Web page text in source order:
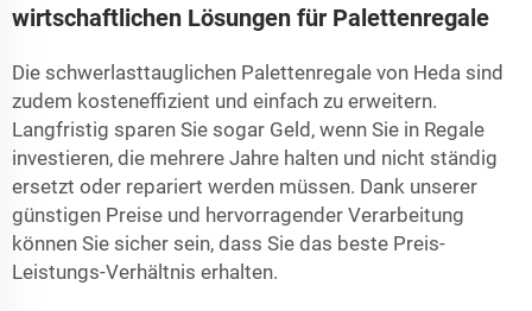
wirtschaftlichen Lösungen für Palettenregale
Die schwerlasttauglichen Palettenregale von Heda sind
zudem kosteneffizient und einfach zu erweitern.
Langfristig sparen Sie sogar Geld, wenn Sie in Regale
investieren, die mehrere Jahre halten und nicht ständig
ersetzt oder repariert werden müssen. Dank unserer
günstigen Preise und hervorragender Verarbeitung
können Sie sicher sein, dass Sie das beste Preis-
Leistungs-Verhältnis erhalten.